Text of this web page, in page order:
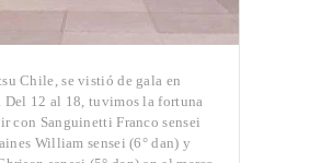
Chile, se vistió de gala en
Del 12 al 18, tuvimos la fortuna
con Sanguinetti Franco sensei
William sensei (6° dan) y